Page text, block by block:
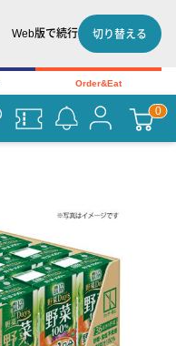
Web版で続行 切り替える
Order&Eat